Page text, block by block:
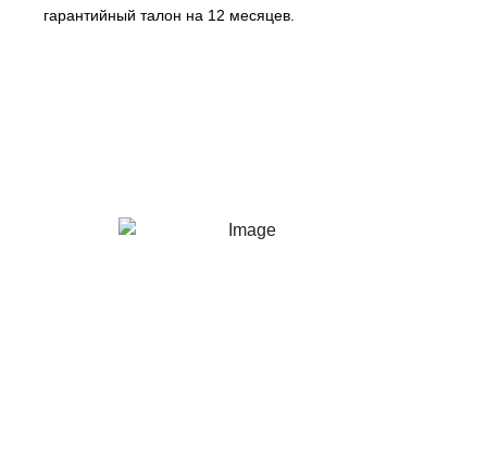
гарантийный талон на 12 месяцев.